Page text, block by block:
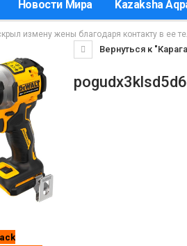
Новости Мира Kazaksha
измену жены благодаря контакту в ее
Вернуться к